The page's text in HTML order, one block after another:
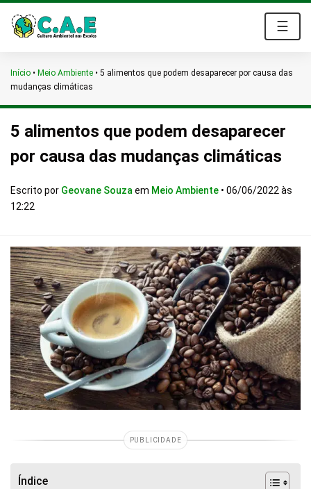
☰
Início • Meio Ambiente • 5 alimentos que podem desaparecer por causa das
mudanças climáticas
5 alimentos que podem desaparecer
por causa das mudanças climáticas
Escrito por Geovane Souza em Meio Ambiente • 06/06/2022 às
12:22
PUBLICIDADE
Índice